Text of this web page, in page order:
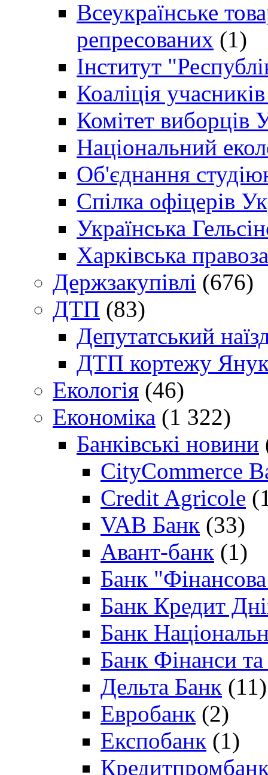
Всеукраїнське
репресованих (1)
Інститут
Коаліція
Комітет виборців
Національний
Об'єднання
Спілка офіцерів
Українська
Харківська
Держзакупівлі (676)
ДТП (83)
Депутатський
ДТП кортежу
Екологія (46)
Економіка (1 322)
Банківські новини
CityCommerce
Credit Agricole
VAB Банк (33)
Авант-банк (1)
Банк "Фінансова
Банк Кредит
Банк
Банк Фінанси
Дельта Банк (11)
Евробанк (2)
Експобанк (1)